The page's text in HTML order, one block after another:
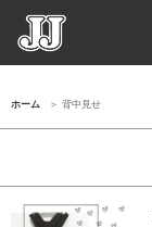
ホーム 背中見せ